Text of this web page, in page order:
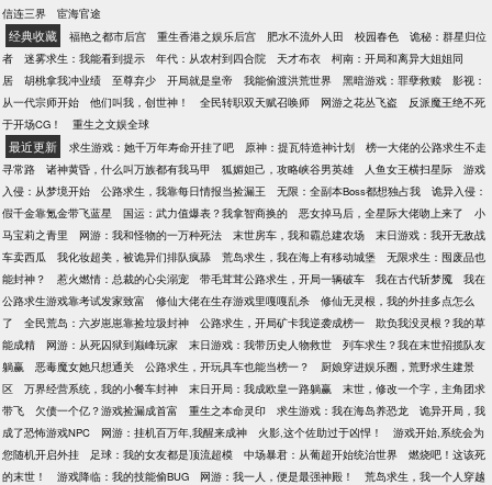
信连三界
宦海官途
经典收藏 福艳之都市后宫 重生香港之娱乐后宫 肥水不流外人田 校园春色
诡秘：群星归位
者
迷雾求生：我能看到提示 年代：从农村到四合院 天才布衣
柯南：开局和离异大姐姐同
居
胡桃拿我冲业绩 至尊弃少 开局就是皇帝 我能偷渡洪荒世界 黑暗游戏：罪孽救赎
影视：
从一代宗师开始
他们叫我，创世神！ 全民转职双天赋召唤师 网游之花丛飞盗
反派魔王绝不死
于开场CG！
重生之文娱全球
最近更新 求生游戏：她千万年寿命开挂了吧 原神：提瓦特造神计划
榜一大佬的公路求生不走
寻常路
诸神黄昏，什么叫万族都有我马甲 狐媚妲己，攻略峡谷男英雄 人鱼女王横扫星际
游戏
入侵：从梦境开始
公路求生，我靠每日情报当捡漏王 无限：全副本Boss都想独占我
诡异入侵：
假千金靠氪金带飞蓝星
国运：武力值爆表？我拿智商换的 恶女掉马后，全星际大佬吻上来了
小
马宝莉之青里
网游：我和怪物的一万种死法 末世房车，我和霸总建农场
末日游戏：我开无敌战
车卖西瓜
我化妆超美，被诡异们排队疯舔 荒岛求生，我在海上有移动城堡
无限求生：囤废品也
能封神？
惹火燃情：总裁的心尖溺宠 带毛茸茸公路求生，开局一辆破车 我在古代斩梦魇
我在
公路求生游戏靠考试发家致富
修仙大佬在生存游戏里嘎嘎乱杀
修仙无灵根，我的外挂多点怎么
了
全民荒岛：六岁崽崽靠捡垃圾封神 公路求生，开局矿卡我逆袭成榜一
欺负我没灵根？我的草
能成精
网游：从死囚狱到巅峰玩家 末日游戏：我带历史人物救世
列车求生？我在末世招揽队友
躺赢
恶毒魔女她只想通关 公路求生，开玩具车也能当榜一？
厨娘穿进娱乐圈，荒野求生建景
区
万界经营系统，我的小餐车封神 末日开局：我成欧皇一路躺赢
末世，修改一个字，主角团求
带飞
欠债一个亿？游戏捡漏成首富 重生之本命灵印 求生游戏：我在海岛养恐龙
诡异开局，我
成了恐怖游戏NPC
网游：挂机百万年,我醒来成神 火影,这个佐助过于凶悍！
游戏开始,系统会为
您随机开启外挂
足球：我的女友都是顶流超模 中场暴君：从葡超开始统治世界
燃烧吧！这该死
的末世！
游戏降临：我的技能偷BUG 网游：我一人，便是最强神殿！
荒岛求生，我一个人穿越